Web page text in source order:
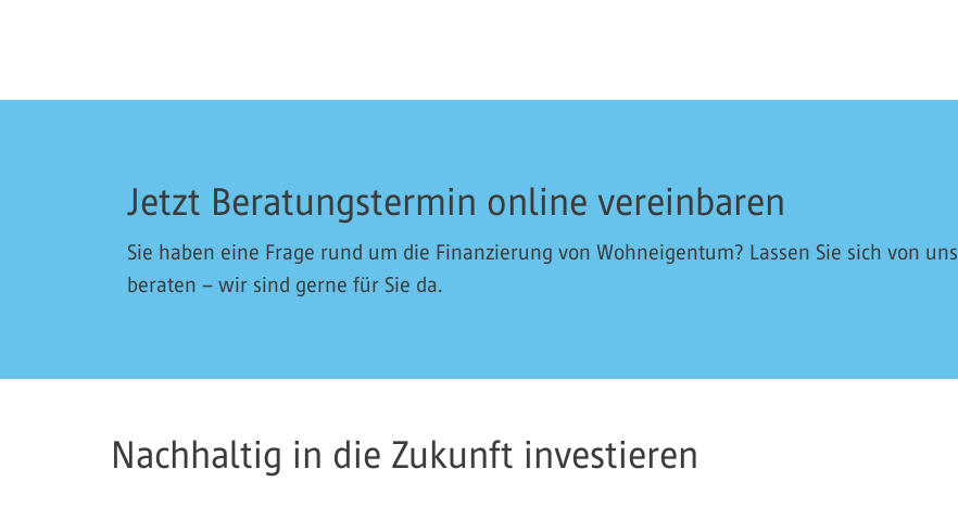
Jetzt Beratungstermin online vereinbaren
Sie haben eine Frage rund um die Finanzierung von Wohneigentum? Lassen Sie sich von uns
beraten – wir sind gerne für Sie da.
Nachhaltig in die Zukunft investieren